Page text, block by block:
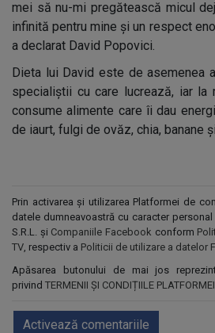
mei să nu-mi pregătească micul
infinită pentru mine și un respect
a declarat David Popovici.
Dieta lui David este de asemenea
specialiștii cu care lucrează, iar la
consume alimente care îi dau
de iaurt, fulgi de ovăz, chia, banane
Prin activarea și utilizarea Platformei de
datele dumneavoastră cu caracter
S.R.L. și Companiile Facebook conform
TV, respectiv a Politicii de utilizare a datelor
Apăsarea butonului de mai jos
privind TERMENII ȘI CONDIȚIILE
Activează comentariile